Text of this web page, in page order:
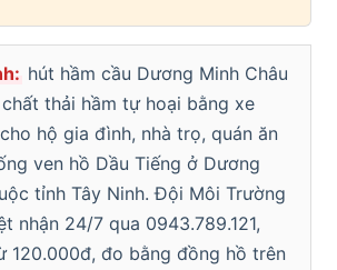
hút hầm cầu Dương Minh Châu
thải hầm tự hoại bằng xe
hộ gia đình, nhà trọ, quán ăn
ven hồ Dầu Tiếng ở Dương
tỉnh Tây Ninh. Đội Môi Trường
nhận 24/7 qua 0943.789.121,
120.000đ, đo bằng đồng hồ trên